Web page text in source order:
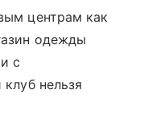
центрам как
одежды
с
нельзя